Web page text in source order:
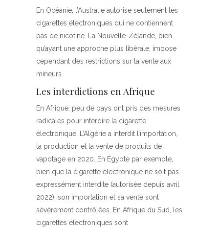
En Océanie, l’Australie autorise seulement les
cigarettes électroniques qui ne contiennent
pas de nicotine. La Nouvelle-Zélande, bien
qu’ayant une approche plus libérale, impose
cependant des restrictions sur la vente aux
mineurs.
Les interdictions en Afrique
En Afrique, peu de pays ont pris des mesures
radicales pour interdire la cigarette
électronique. L’Algérie a interdit l’importation,
la production et la vente de produits de
vapotage en 2020. En Égypte par exemple,
bien que la cigarette électronique ne soit pas
expressément interdite (autorisée depuis avril
2022), son importation et sa vente sont
sévèrement contrôlées. En Afrique du Sud, les
cigarettes électroniques sont